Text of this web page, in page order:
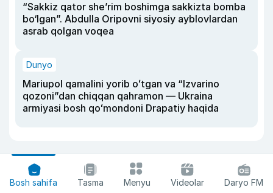
“Sakkiz qator she’rim boshimga sakkizta bomba
bo‘lgan”. Abdulla Oripovni siyosiy ayblovlardan
asrab qolgan voqea
Dunyo
Mariupol qamalini yorib oʻtgan va “Izvarino
qozoni”dan chiqqan qahramon — Ukraina
armiyasi bosh qoʻmondoni Drapatiy haqida
Bosh sahifa Tasma Menyu Videolar Daryo FM